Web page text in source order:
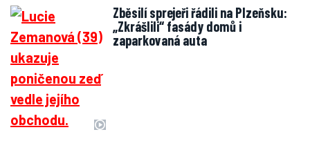
Zběsilí sprejeři řádili na Plzeňsku:
„Zkrášlili“ fasády domů i
zaparkovaná auta